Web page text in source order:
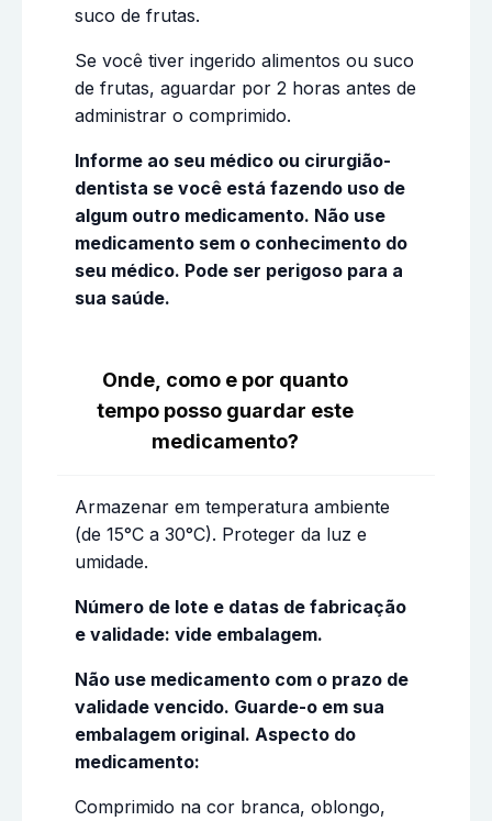
suco de frutas.
Se você tiver ingerido alimentos ou suco
de frutas, aguardar por 2 horas antes de
administrar o comprimido.
Informe ao seu médico ou cirurgião-
dentista se você está fazendo uso de
algum outro medicamento. Não use
medicamento sem o conhecimento do
seu médico. Pode ser perigoso para a
sua saúde.
Onde, como e por quanto
tempo posso guardar este
medicamento?
Armazenar em temperatura ambiente
(de 15°C a 30°C). Proteger da luz e
umidade.
Número de lote e datas de fabricação
e validade: vide embalagem.
Não use medicamento com o prazo de
validade vencido. Guarde-o em sua
embalagem original. Aspecto do
medicamento:
Comprimido na cor branca, oblongo,